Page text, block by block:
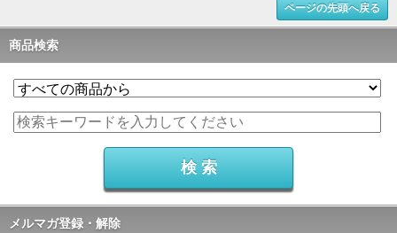
ページの先頭へ戻る
商品検索
メルマガ登録・解除